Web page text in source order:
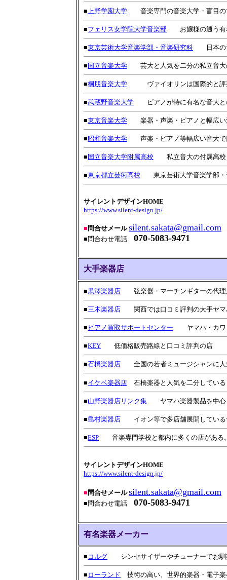
■ 上野学園大学 音楽専門の音楽大学・盲目の
■フェリス女学院大学音楽部 お嬢様の通う有
■東京芸術大学音楽学部・音楽研究科 日本の音
■ 国立音楽大学 芸大と人気を二分の私立音大
■桐朋音楽大学 ヴァイオリンは国際的と評
■武蔵野音楽大学 ピアノが特に有名な音大と
■東京音楽大学 楽器・声楽・ピアノと幅広い
■昭和音楽大学 声楽・ピアノ等幅広い音大で
■ 国立音楽大学附属高校 私立音大の付属高
■東京都立芸術高校 東京芸術大学音楽学部・
サイレントデザインHOME
https://www.silent-design.jp/
■ 問合せメール silent.sakata@gmail.com
■問合わせ電話 070-5083-9471
大手楽器店
■黒澤楽器店 弦楽器・マーチンギターの代
■三木楽器店 関西では口コミ評判の大手ヤ
■ ピアノ買取サポートセンター ヤマハ・カワ
■KEY 低価格販売路線と口コミ評判の店
■石橋楽器店 全国の若者ミュージシャンに
■イケベ楽器店 石橋楽器と人気を二分してい
■山野楽器店リンク集 ヤマハ楽器製品を中心
■島村楽器店 イオン等で多店舗展開している
■ESP 音楽専門学校と都内に多くの店がある
サイレントデザインHOME
https://www.silent-design.jp/
■ 問合せメール silent.sakata@gmail.com
■問合わせ電話 070-5083-9471
有名楽器メーカー
■ コルグ シンセサイザーやチューナーでお馴
■ ローランド 技術の高い、世界的楽器・電子